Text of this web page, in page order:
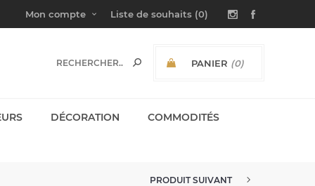
Mon compte Liste de souhaits (0)
PANIER (0)
DÉCORATION COMMODITÉS
PRODUIT SUIVANT